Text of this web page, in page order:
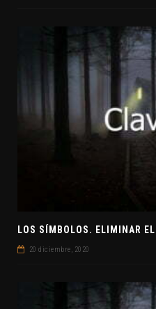
20 diciembre, 2020